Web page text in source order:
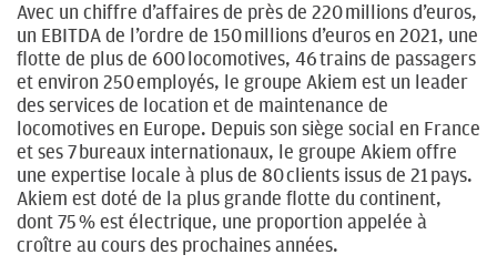
Avec un chiffre d’affaires de près de 220 millions d’euros,
un EBITDA de l’ordre de 150 millions d’euros en 2021, une
flotte de plus de 600 locomotives, 46 trains de passagers
et environ 250 employés, le groupe Akiem est un leader
des services de location et de maintenance de
locomotives en Europe. Depuis son siège social en France
et ses 7 bureaux internationaux, le groupe Akiem offre
une expertise locale à plus de 80 clients issus de 21 pays.
Akiem est doté de la plus grande flotte du continent,
dont 75 % est électrique, une proportion appelée à
croître au cours des prochaines années.